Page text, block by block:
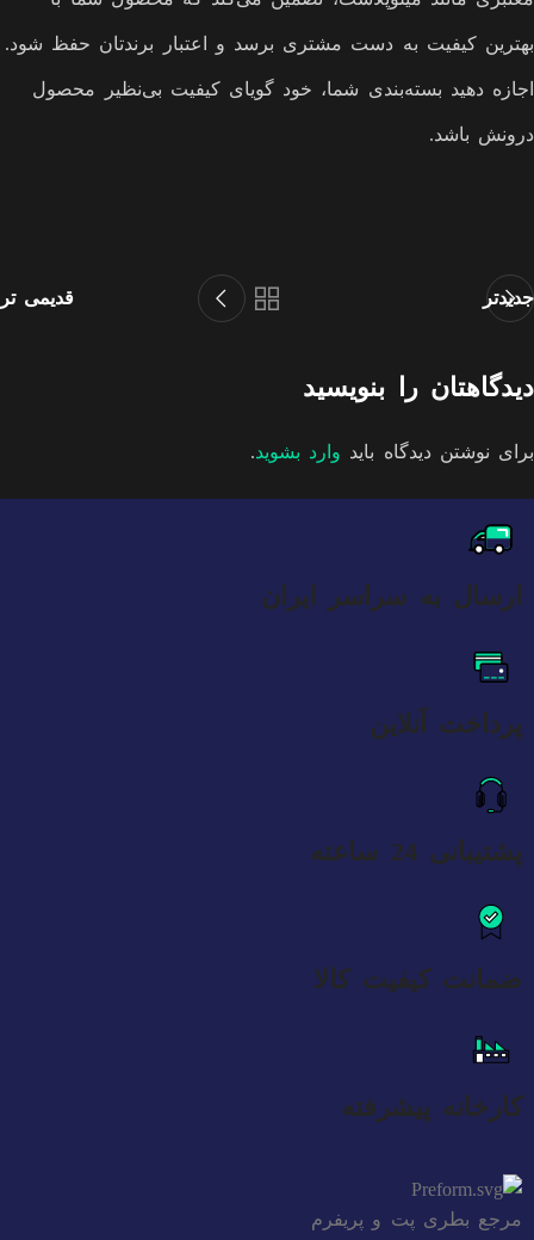
بهترین کیفیت به دست مشتری برسد و اعتبار برندتان حفظ شود.
اجازه دهید بسته‌بندی شما، خود گویای کیفیت بی‌نظیر محصول
درونش باشد.
جدیدتر قدیمی تر
دیدگاهتان را بنویسید
برای نوشتن دیدگاه باید وارد بشوید.
ارسال به سراسر ایران
پرداخت آنلاین
پشتیبانی 24 ساعته
ضمانت کیفیت کالا
کارخانه پیشرفته
مرجع بطری پت و پریفرم